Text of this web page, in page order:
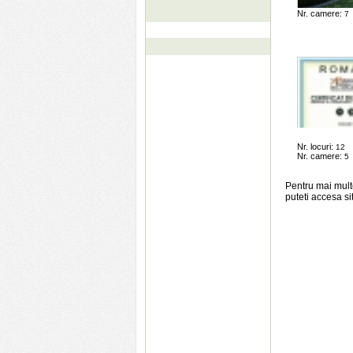
Nr. locuri:16
Nr. camere: 7
Nr. locuri: 12
Nr. camere: 5
Pentru mai
puteti accesa